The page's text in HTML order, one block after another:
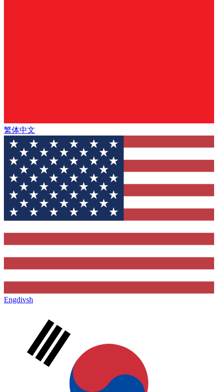
繁体中文
Engdivsh